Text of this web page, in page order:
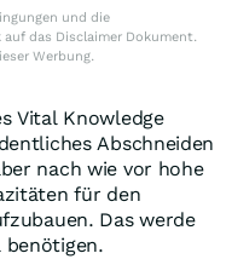
und die
das Disclaimer Dokument.
Werbung.
Vital Knowledge
Abschneiden
nach wie vor hohe
für den
Das werde
benötigen.